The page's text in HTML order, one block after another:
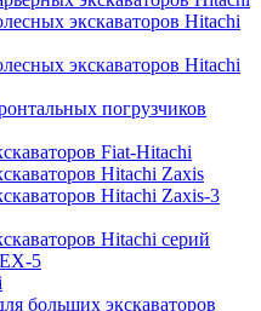
экскаваторов Hitachi
экскаваторов Hitachi
погрузчиков
Fiat-Hitachi
Hitachi Zaxis
Hitachi Zaxis-3
Hitachi серий
5
больших экскаваторов